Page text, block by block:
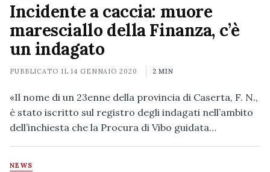
Incidente a caccia: muore
maresciallo della Finanza, c’è
un indagato
PUBBLICATO IL14 GENNAIO 2020 2 MIN
«Il nome di un 23enne della provincia di Caserta, F. N.,
è stato iscritto sul registro degli indagati nell’ambito
dell’inchiesta che la Procura di Vibo guidata…
NEWS